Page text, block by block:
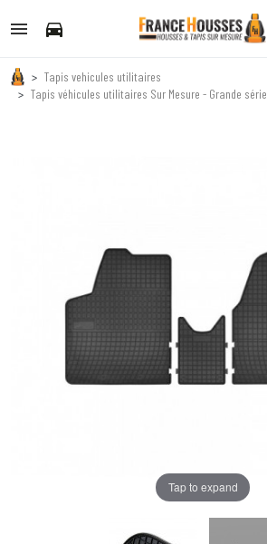
directions_car
Tapis vehicules utilitaires
Tapis véhicules utilitaires Sur Mesure - Grande série
Tap to expand